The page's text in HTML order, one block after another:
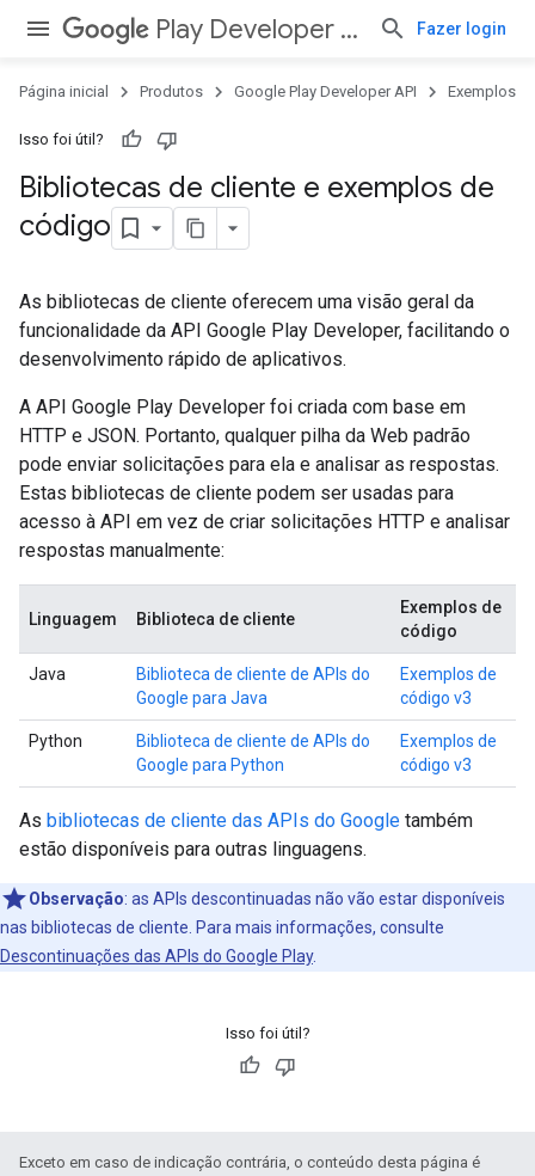
Play Developer API Fazer login
Página inicial Produtos Google Play Developer API Exemplos
Isso foi útil?
Bibliotecas de cliente e exemplos de
código
As bibliotecas de cliente oferecem uma visão geral da
funcionalidade da API Google Play Developer, facilitando o
desenvolvimento rápido de aplicativos.
A API Google Play Developer foi criada com base em
HTTP e JSON. Portanto, qualquer pilha da Web padrão
pode enviar solicitações para ela e analisar as respostas.
Estas bibliotecas de cliente podem ser usadas para
acesso à API em vez de criar solicitações HTTP e analisar
respostas manualmente:
Linguagem Biblioteca de cliente
Exemplos de
código
Java
Biblioteca de cliente de APIs do
Google para Java
Exemplos de
código v3
Python
Biblioteca de cliente de APIs do
Google para Python
Exemplos de
código v3
As bibliotecas de cliente das APIs do Google também
estão disponíveis para outras linguagens.
Observação: as APIs descontinuadas não vão estar disponíveis
nas bibliotecas de cliente. Para mais informações, consulte
Descontinuações das APIs do Google Play.
Isso foi útil?
Exceto em caso de indicação contrária, o conteúdo desta página é